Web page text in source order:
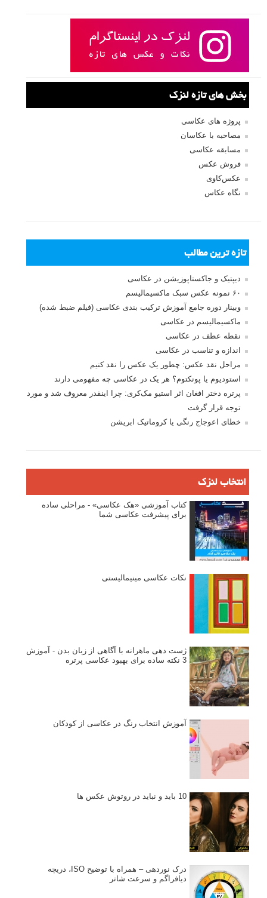
بخش های تازه لنزک
پروژه های عکاسی
مصاحبه با عکاسان
مسابقه عکاسی
فروش عکس
عکس‌کاوی
نگاه عکاس
تازه ترین مطالب
دیپتیک و جاکستا‌پوزیشن در عکاسی
۶۰ نمونه عکس سبک ماکسیمالیسم
وبینار دوره جامع آموزش ترکیب بندی عکاسی (فیلم ضبط شده)
ماکسیمالیسم در عکاسی
نقطه عطف در عکاسی
اندازه و تناسب در عکاسی
مراحل نقد عکس: چطور یک عکس را نقد کنیم
استودیوم یا پونکتوم؟ هر یک در عکاسی چه مفهومی دارند
پرتره دختر افغان اثر استیو مک‌کری: چرا اینقدر معروف شد و مورد
توجه قرار گرفت
خطای اعوجاج رنگی یا کروماتیک ابریشن
انتخاب لنزک
کتاب آموزشی «هک عکاسی» - مراحلی ساده
برای پیشرفت عکاسی شما
نکات عکاسی مینیمالیستی
ژست دهی ماهرانه با آگاهی از زبان بدن - آموزش
3 نکته ساده برای بهبود عکاسی پرتره
آموزش انتخاب رنگ در عکاسی از کودکان
10 باید و نباید در روتوش عکس ها
درک نوردهی – همراه با توضیح ISO، دریچه
دیافراگم و سرعت شاتر